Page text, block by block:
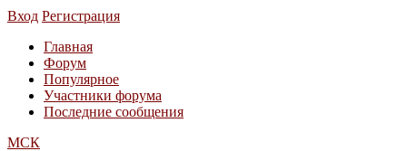
Вход Регистрация
Главная
Форум
Популярное
Участники форума
Последние сообщения
МСК